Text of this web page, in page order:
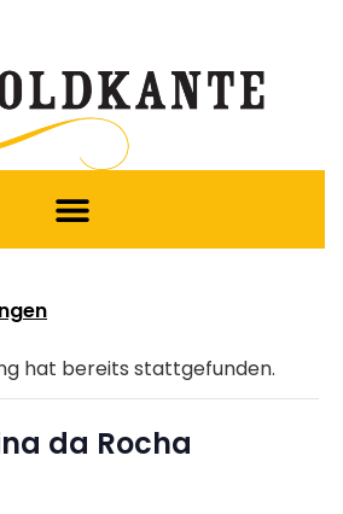
hat bereits stattgefunden.
da Rocha